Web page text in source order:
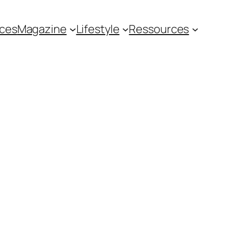
Magazine Lifestyle Ressources